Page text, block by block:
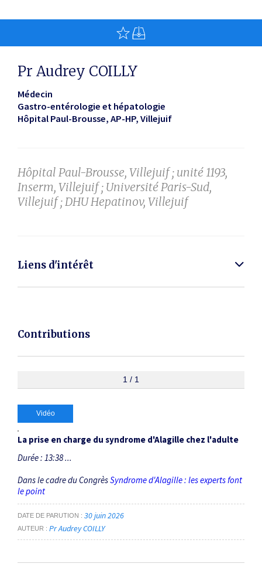
Pr Audrey COILLY
Médecin
Gastro-entérologie et hépatologie
Hôpital Paul-Brousse, AP-HP Villejuif
Hôpital Paul-Brousse, Villejuif ; unité 1193,
Inserm, Villejuif ; Université Paris-Sud,
Villejuif ; DHU Hepatinov, Villejuif
Liens d'intérêt
Contributions
1 / 1
Vidéo
La prise en charge du syndrome d'Alagille chez l'adulte
Durée : 13:38 ...
Dans le cadre du CongrèsSyndrome d'Alagille : les experts font
le point
DATE DE PARUTION 30 juin 2026
AUTEUR Pr Audrey COILLY